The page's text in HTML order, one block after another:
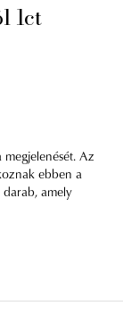
1ct
Az
ebben a
darab, amely